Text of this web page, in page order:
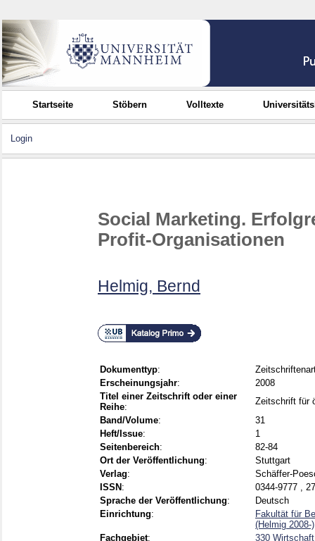
Startseite Stöbern Volltexte
Login
Social Marketing.
Profit-Organisationen
Helmig, Bernd
Dokumenttyp:
Erscheinungsjahr:
2008
Titel einer Zeitschrift oder einer
Reihe:
Zeitschrift für
Band/Volume:
31
Heft/Issue:
1
Seitenbereich:
82-84
Ort der Veröffentlichung:
Stuttgart
Verlag:
Schäffer-
ISSN :
0344-9777 ,
Sprache der Veröffentlichung:
Deutsch
Einrichtung:
Fakultät für
(Helmig 2008-)
Fachgebiet: 330 Wirtschaft